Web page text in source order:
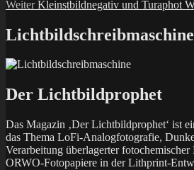
Beitrag:
Weiter Nächster
Kleinstbildnegativ und Turaphot
Lichtbildschreibmaschine
Der Lichtbildprophet
Das Magazin ‚Der Lichtbildprophet‘ ist
das Thema LoFi-Analogfotografie,
Verarbeitung überlagerter
ORWO-Fotopapiere in der Lithprint-